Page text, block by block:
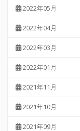
2022年05月
2022年04月
2022年03月
2022年01月
2021年11月
2021年10月
2021年09月